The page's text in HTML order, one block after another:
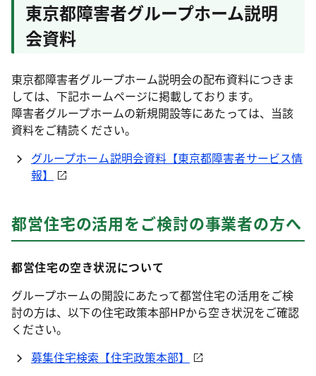
東京都障害者グループホーム説明
会資料
東京都障害者グループホーム説明会の配布資料につきま
しては、下記ホームページに掲載しております。
障害者グループホームの新規開設等にあたっては、当該
資料をご精読ください。
グループホーム説明会資料【東京都障害者サービス情
報】
都営住宅の活用をご検討の事業者の方へ
都営住宅の空き状況について
グループホームの開設にあたって都営住宅の活用をご検
討の方は、以下の住宅政策本部HPから空き状況をご確認
ください。
募集住宅検索【住宅政策本部】